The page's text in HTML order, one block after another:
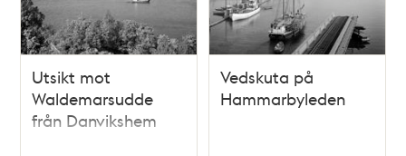
Utsikt mot
Waldemarsudde
från Danvikshem
Vedskuta på
Hammarbyleden